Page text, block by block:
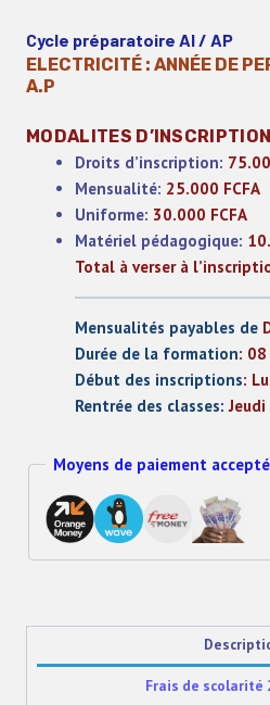
Cycle préparatoire AI / AP
ELECTRICITÉ : ANNÉE DE
A.P
MODALITES
Droits d’inscription:
Mensualité: 25.000 FCFA
Uniforme: 30.000 FCFA
Matériel pédagogique:
Total à verser à
Mensualités payables de
Durée de la formation:
Début des inscriptions:
Rentrée des classes:
Moyens de paiement
Frais de scolarité